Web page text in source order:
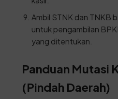
Ambil STNK dan TNKB
untuk pengambilan
yang ditentukan.
Panduan Mutasi
(Pindah Daerah)